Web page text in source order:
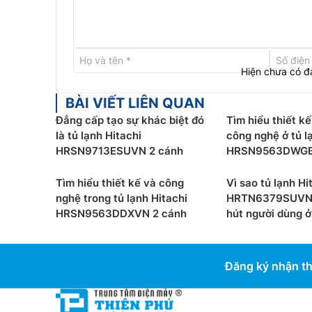
Máy nén Inverter hiệu suất cao
Hiện chưa có
BÀI VIẾT LIÊN QUAN
Đẳng cấp tạo sự khác biệt đó
là tủ lạnh Hitachi
HRSN9713ESUVN 2 cánh
Tìm hiểu thiết
công nghệ ở tủ
Tìm hiểu thiết kế và công
nghệ trong tủ lạnh Hitachi
HRSN9563DDXVN 2 cánh
Vì sao tủ lạnh
hút người dùng
Đăng ký nhận